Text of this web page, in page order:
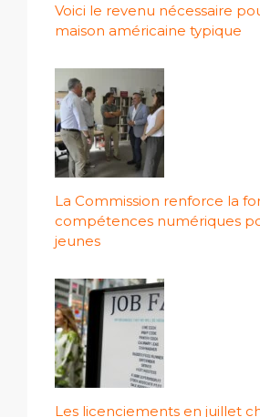
Voici le revenu nécessaire
maison américaine typique
La Commission renforce la
compétences numériques
jeunes
Les licenciements en juillet